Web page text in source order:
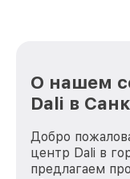
О нашем
Dali в
Добро
центр Dali в
предлагаем